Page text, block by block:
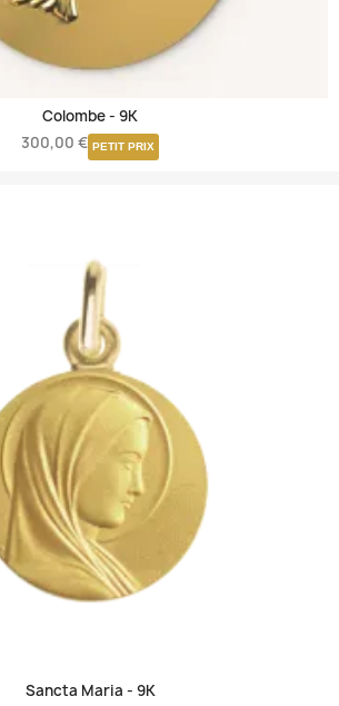
Colombe - 9K
300,00 € PETIT PRIX
Sancta Maria - 9K